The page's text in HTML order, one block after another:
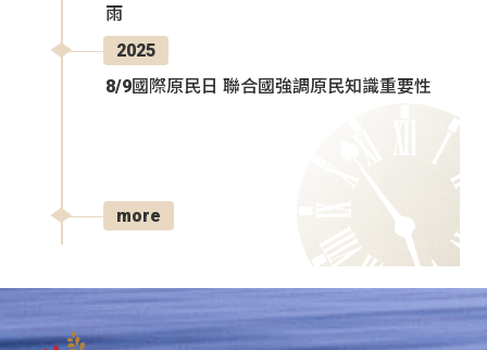
雨
2025
8/9國際原民日 聯合國強調原民知識重要性
more